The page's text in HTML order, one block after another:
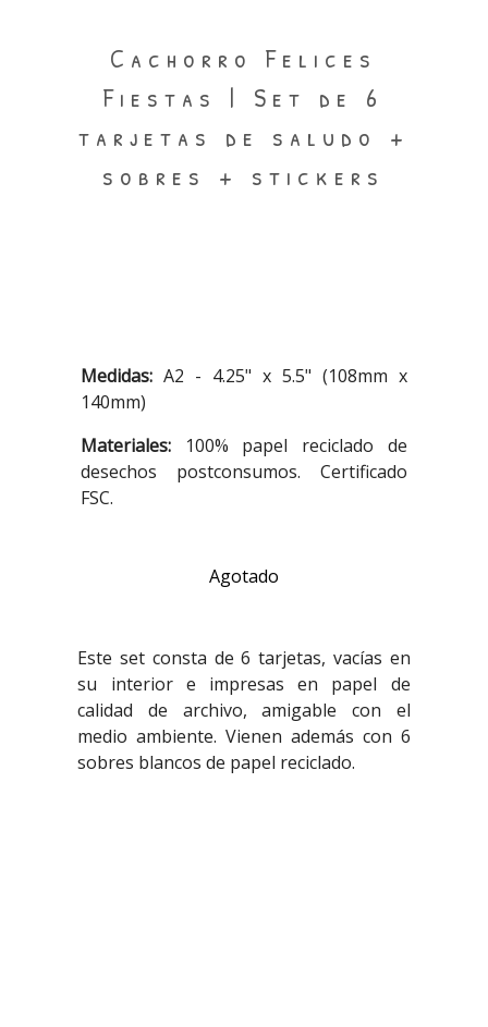
Cachorro Felices
Fiestas | Set de 6
tarjetas de saludo +
sobres + stickers
Medidas: A2 - 4.25" x 5.5" (108mm x
140mm)
Materiales:
100% papel reciclado de
desechos postconsumos. Certificado
FSC.
Agotado
Este set consta de 6 tarjetas, vacías en
su interior e impresas en papel de
calidad de archivo, amigable con el
medio ambiente. Vienen además con 6
sobres blancos de papel reciclado.